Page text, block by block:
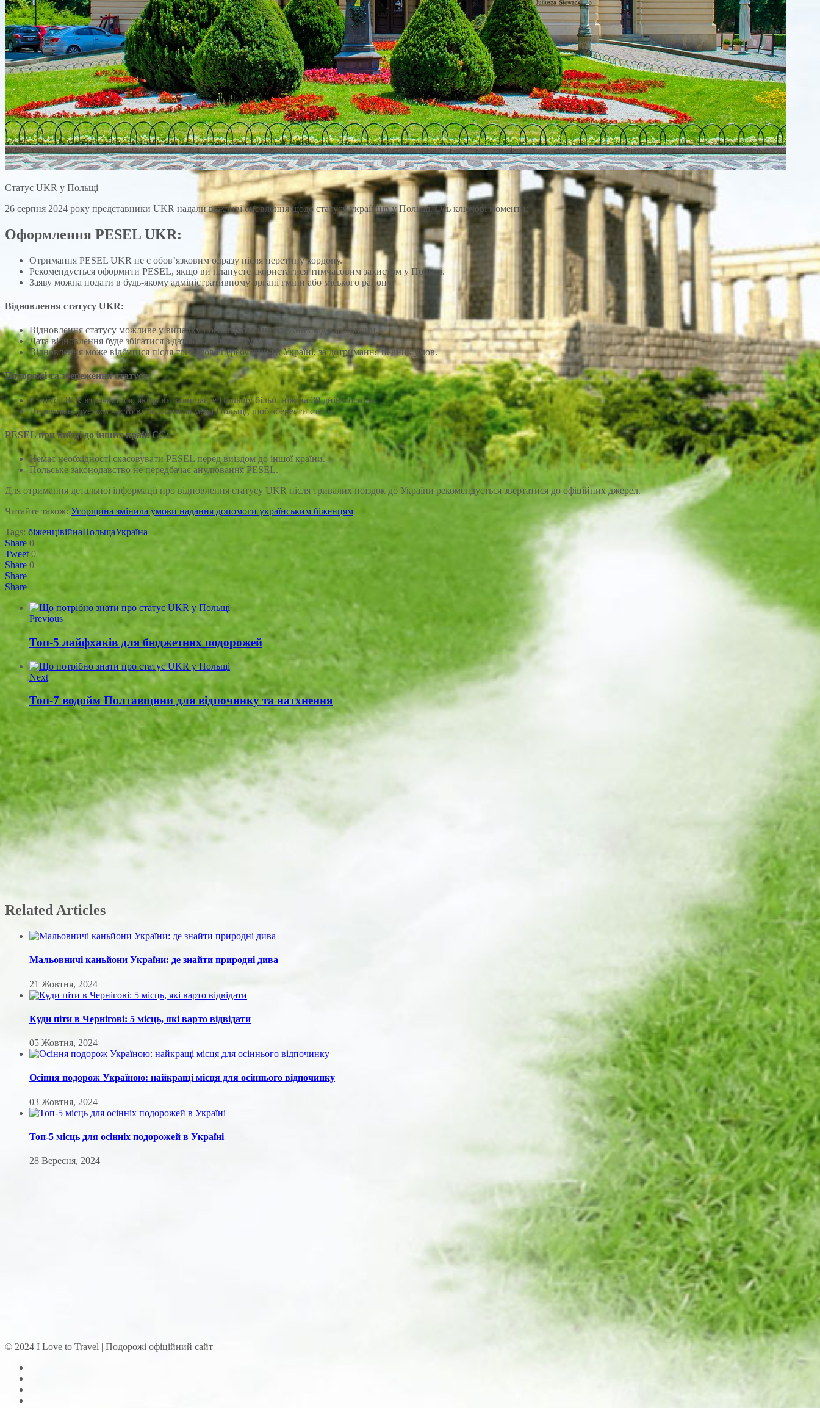
Статус UKR у Польщі
26 серпня 2024 року представники UKR надали важливі оновлення щодо статусу українців у Польщі. Ось ключові моменти:
Оформлення PESEL UKR:
Отримання PESEL UKR не є обов’язковим одразу після перетину кордону.
Рекомендується оформити PESEL, якщо ви плануєте скористатися тимчасовим захистом у Польщі.
Заяву можна подати в будь-якому адміністративному органі гміни або міського району.
Відновлення статусу UKR:
Відновлення статусу можливе у випадку його втрати з незалежних від вас причин.
Дата відновлення буде збігатися з датою втрати статусу.
Відновлення може відбутися після тривалого перебування в Україні, за дотримання певних умов.
Подорожі та збереження статусу:
Статус UKR втрачається, якщо ви залишаєте Польщу більш ніж на 30 днів поспіль.
Не рекомендується часто виїжджати за межі Польщі, щоб зберегти статус.
PESEL при виїзді до інших країн ЄС:
Немає необхідності скасовувати PESEL перед виїздом до іншої країни.
Польське законодавство не передбачає анулювання PESEL.
Для отримання детальної інформації про відновлення статусу UKR після тривалих поїздок до України рекомендується звертатися до офіційних джерел.
Читайте також:Угорщина змінила умови надання допомоги українським біженцям
Tags: біженцівійнаПольщаУкраїна
Share 0
Tweet 0
Share 0
Share
Share
Previous
Топ-5 лайфхаків для бюджетних подорожей
Next
Топ-7 водойм Полтавщини для відпочинку та натхнення
Related Articles
Мальовничі каньйони України: де знайти природні дива
21 Жовтня, 2024
Куди піти в Чернігові: 5 місць, які варто відвідати
05 Жовтня, 2024
Осіння подорож Україною: найкращі місця для осіннього відпочинку
03 Жовтня, 2024
Топ-5 місць для осінніх подорожей в Україні
28 Вересня, 2024
© 2024 I Love to Travel | Подорожі офіційний сайт